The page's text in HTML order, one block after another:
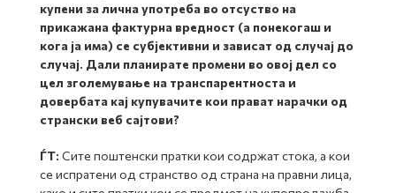
купени за лична употреба во отсуство на
прикажана фактурна вредност (а понекогаш и
кога ја има) се субјективни и зависат од случај до
случај. Дали планирате промени во овој дел со
цел зголемување на транспарентноста и
довербата кај купувачите кои прават нарачки од
странски веб сајтови?
ЃТ: Сите поштенски пратки кои содржат стока, а кои
се испратени од странство од страна на правни лица,